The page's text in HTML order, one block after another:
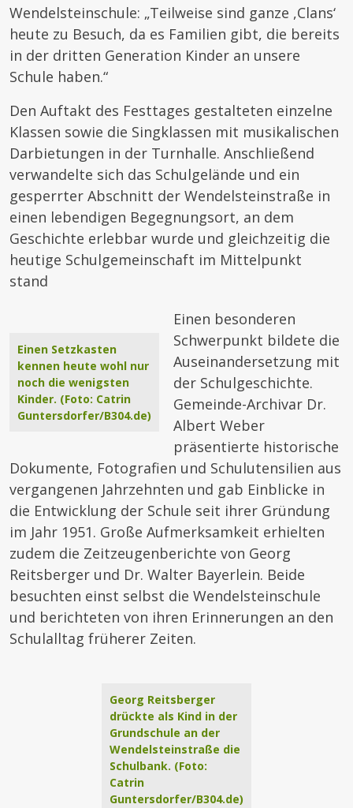
Wendelsteinschule: „Teilweise sind ganze ,Clans‘
heute zu Besuch, da es Familien gibt, die bereits
in der dritten Generation Kinder an unsere
Schule haben.“
Den Auftakt des Festtages gestalteten einzelne
Klassen sowie die Singklassen mit musikalischen
Darbietungen in der Turnhalle. Anschließend
verwandelte sich das Schulgelände und ein
gesperrter Abschnitt der Wendelsteinstraße in
einen lebendigen Begegnungsort, an dem
Geschichte erlebbar wurde und gleichzeitig die
heutige Schulgemeinschaft im Mittelpunkt
stand
Einen Setzkasten
kennen heute wohl nur
noch die wenigsten
Kinder. (Foto: Catrin
Guntersdorfer/B304.de)
Einen besonderen
Schwerpunkt bildete die
Auseinandersetzung mit
der Schulgeschichte.
Gemeinde-Archivar Dr.
Albert Weber
präsentierte historische
Dokumente, Fotografien und Schulutensilien aus
vergangenen Jahrzehnten und gab Einblicke in
die Entwicklung der Schule seit ihrer Gründung
im Jahr 1951. Große Aufmerksamkeit erhielten
zudem die Zeitzeugenberichte von Georg
Reitsberger und Dr. Walter Bayerlein. Beide
besuchten einst selbst die Wendelsteinschule
und berichteten von ihren Erinnerungen an den
Schulalltag früherer Zeiten.
Georg Reitsberger
drückte als Kind in der
Grundschule an der
Wendelsteinstraße die
Schulbank. (Foto:
Catrin
Guntersdorfer/B304.de)